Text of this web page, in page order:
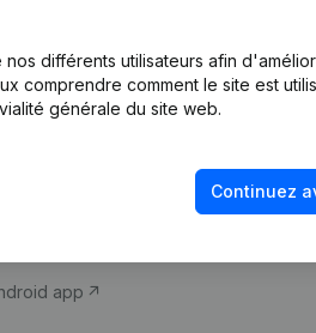
différents utilisateurs afin
comprendre comment le site est
générale du site web.
Continuez
app
fraude